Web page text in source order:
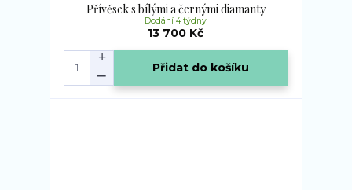
Přívěsek s bílými a černými diamanty
13 700 Kč
Dodání 4 týdny
Přidat do košíku